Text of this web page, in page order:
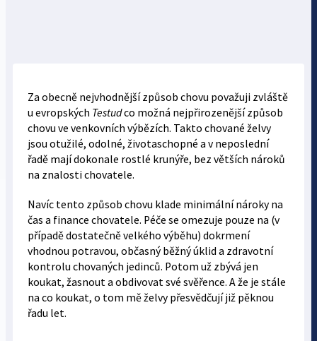
Za obecně nejvhodnější způsob chovu považuji zvláště
u evropských Testudco možná nejpřirozenější způsob
chovu ve venkovních výbězích. Takto chované želvy
jsou otužilé, odolné, životaschopné a v neposlední
řadě mají dokonale rostlé krunýře, bez větších nároků
na znalosti chovatele.
Navíc tento způsob chovu klade minimální nároky na
čas a finance chovatele. Péče se omezuje pouze na (v
případě dostatečně velkého výběhu) dokrmení
vhodnou potravou, občasný běžný úklid a zdravotní
kontrolu chovaných jedinců. Potom už zbývá jen
koukat, žasnout a obdivovat své svěřence. A že je stále
na co koukat, o tom mě želvy přesvědčují již pěknou
řadu let.